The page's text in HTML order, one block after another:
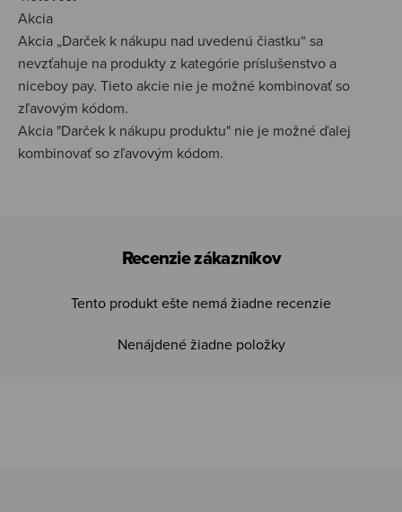
Akcia
Akcia „Darček k nákupu nad uvedenú čiastku“ sa
nevzťahuje na produkty z kategórie príslušenstvo a
niceboy pay. Tieto akcie nie je možné kombinovať so
zľavovým kódom.
Akcia "Darček k nákupu produktu" nie je možné ďalej
kombinovať so zľavovým kódom.
Recenzie zákazníkov
Tento produkt ešte nemá žiadne recenzie
Nenájdené žiadne položky